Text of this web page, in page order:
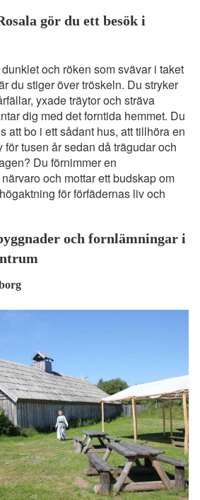
gör du ett besök i
och röken som svävar i taket
du stiger över tröskeln. Du stryker
yxade träytor och sträva
dig med det forntida hemmet. Du
att bo i ett sådant hus, att tillhöra en
tusen år sedan då trägudar och
Du förnimmer en
och mottar ett budskap om
för förfädernas liv och
och fornlämningar i